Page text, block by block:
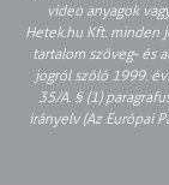
video anyagok
Hetek.hu Kft. minden
tartalom szöveg- és
jogról szóló 1999.
35/A. § (1)
irányelv (Az Európai